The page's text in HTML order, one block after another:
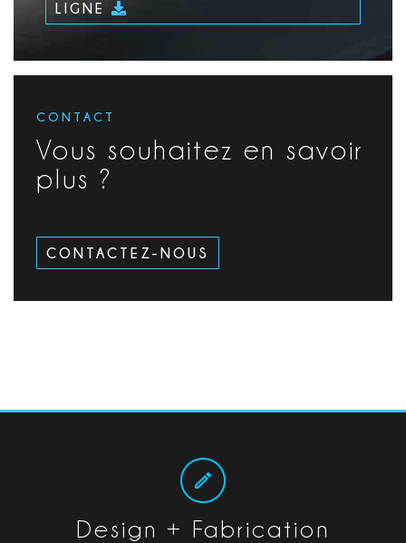
LIGNE
CONTACT
Vous souhaitez en savoir
plus ?
CONTACTEZ-NOUS
Design + Fabrication